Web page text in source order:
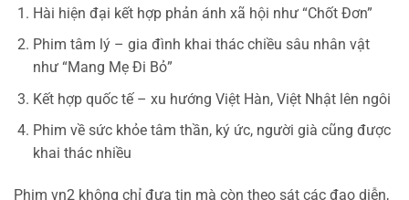
Hài hiện đại kết hợp phản ánh xã hội như “Chốt Đơn”
Phim tâm lý – gia đình khai thác chiều sâu nhân vật
như “Mang Mẹ Đi Bỏ”
Kết hợp quốc tế – xu hướng Việt Hàn, Việt Nhật lên ngôi
Phim về sức khỏe tâm thần, ký ức, người già cũng được
khai thác nhiều
Phim vn2 không chỉ đưa tin mà còn theo sát các đạo diễn,